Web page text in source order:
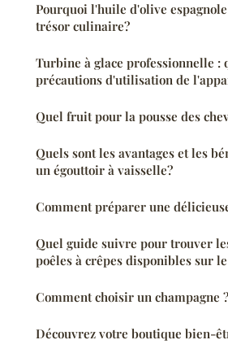
Pourquoi l'huile d'olive
trésor culinaire?
Turbine à glace professionnelle :
précautions d'utilisation de
Quel fruit pour la pousse des
Quels sont les avantages et les
un égouttoir à vaisselle?
Comment préparer une
Quel guide suivre pour trouver
poêles à crêpes disponibles sur
Comment choisir un champagne ?
Découvrez votre boutique bien-